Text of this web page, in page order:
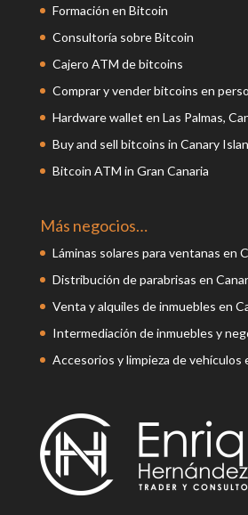
Formación en Bitcoin
Consultoría sobre Bitcoin
Cajero ATM de bitcoins
Comprar y vender bitcoins en
Hardware wallet en Las Palmas,
Buy and sell bitcoins in Canary
Bitcoin ATM in Gran Canaria
Más negocios…
Láminas solares para ventanas en
Distribución de parabrisas en
Venta y alquiles de inmuebles en
Intermediación de inmuebles y
Accesorios y limpieza de vehículos